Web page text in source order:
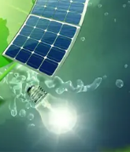
Wegwijzers
voor het
Energie